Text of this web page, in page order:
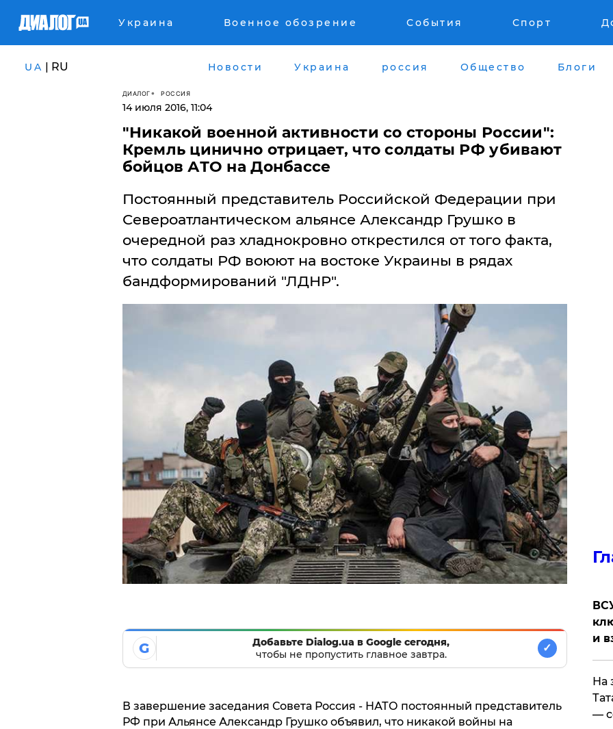
Украина Военное обозрение События Спорт
UA | RU Новости Украина россия Общество Блоги
ДИАЛОГ РОССИЯ
14 июля 2016, 11:04
"Никакой военной активности со стороны России":
Кремль цинично отрицает, что солдаты РФ убивают
бойцов АТО на Донбассе
​Постоянный представитель Российской Федерации при
Североатлантическом альянсе Александр Грушко в
очередной раз хладнокровно открестился от того факта,
что солдаты РФ воюют на востоке Украины в рядах
бандформирований "ЛДНР".
G
Добавьте Dialog.ua в Google сегодня,
чтобы не пропустить главное завтра.
✓
В завершение заседания Совета Россия - НАТО постоянный представитель
РФ при Альянсе Александр Грушко объявил, что никакой войны на
и
На
—